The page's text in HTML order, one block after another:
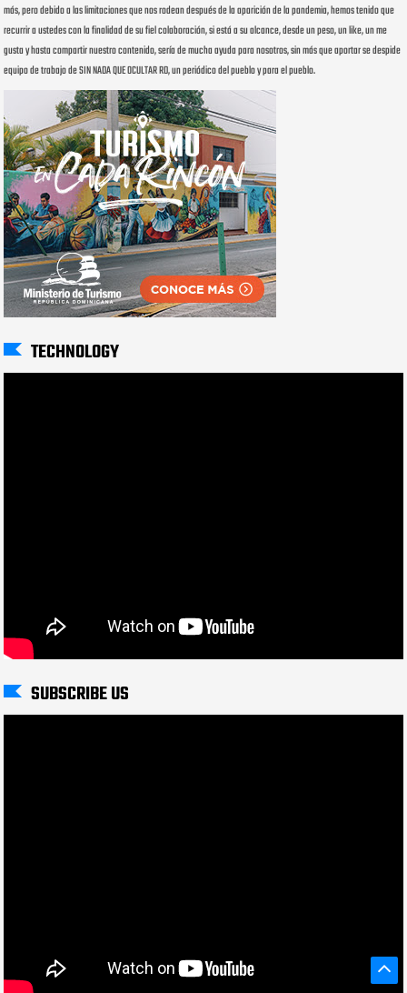
más, pero debido a las limitaciones que nos rodean después de la aparición de la pandemia, hemos tenido que
recurrir a ustedes con la finalidad de su fiel colaboración, si está a su alcance, desde un peso, un like, un me
gusta y hasta compartir nuestro contenido, sería de mucha ayuda para nosotros, sin más que aportar se despide
equipo de trabajo de SIN NADA QUE OCULTAR RD, un periódico del pueblo y para el pueblo.
TECHNOLOGY
SUBSCRIBE US